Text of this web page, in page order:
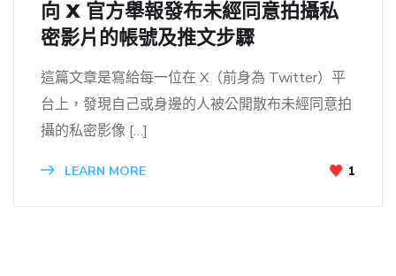
向 X 官方舉報發布未經同意拍攝私
密影片的帳號及推文步驟
這篇文章是寫給每一位在 X（前身為 Twitter）平
台上，發現自己或身邊的人被公開散布未經同意拍
攝的私密影像 […]
LEARN MORE 1